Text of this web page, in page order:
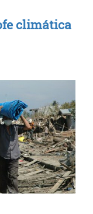
climática